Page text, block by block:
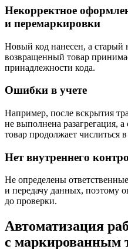
Некорректное
и перемаркировки
Новый код нанесен, а старый
возвращенный товар
принадлежности кода.
Ошибки в учете
Например, после вскрытия
не выполнена разагрегация,
товар продолжает числиться
Нет внутреннего
Не определены
и передачу данных, поэтому
до проверки.
Автоматизация
с маркированным